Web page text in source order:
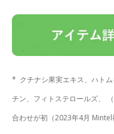
* クチナシ果実エキス、ハト
チン、フィトステロールズ、
合わせが初（2023年4月 Mintel